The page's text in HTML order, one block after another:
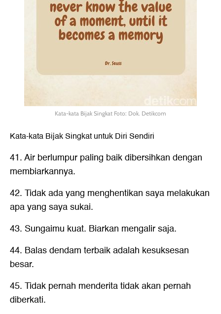
Kata-kata Bijak Singkat Foto: Dok. Detikcom
Kata-kata Bijak Singkat untuk Diri Sendiri
41. Air berlumpur paling baik dibersihkan dengan
membiarkannya.
42. Tidak ada yang menghentikan saya melakukan
apa yang saya sukai.
43. Sungaimu kuat. Biarkan mengalir saja.
44. Balas dendam terbaik adalah kesuksesan
besar.
45. Tidak pernah menderita tidak akan pernah
diberkati.